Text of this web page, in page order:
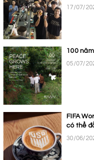
17/07/
100
05/07/
FIFA
có thể
30/06/